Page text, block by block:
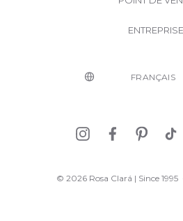
ENTREPRISE
© 2026 Rosa Clará | Since 1995